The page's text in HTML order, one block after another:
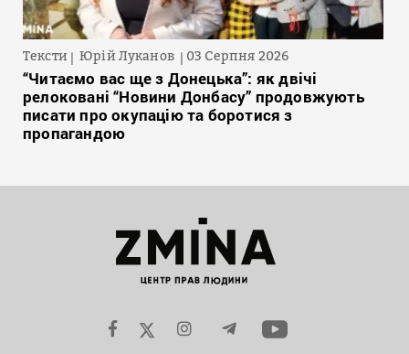
Тексти Юрій Луканов 03 Серпня 2026
“Читаємо вас ще з Донецька”: як двічі
релоковані “Новини Донбасу” продовжують
писати про окупацію та боротися з
пропагандою